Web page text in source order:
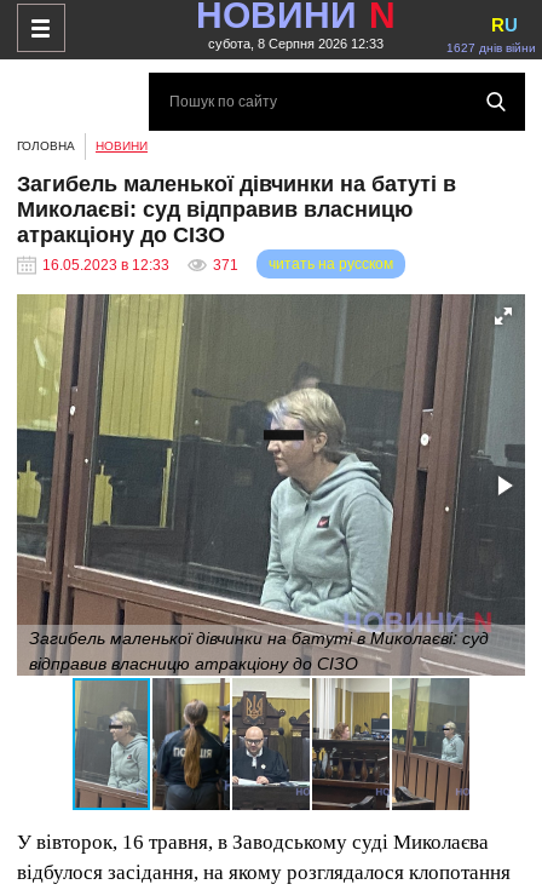
НОВИНИ N
субота, 8 Серпня 2026 12:33 1627 днів війни
RU
ГОЛОВНА НОВИНИ
Загибель маленької дівчинки на батуті в
Миколаєві: суд відправив власницю
атракціону до СІЗО
16.05.2023 в 12:33 371 читать на русском
Загибель маленької дівчинки на батуті в Миколаєві: суд
відправив власницю атракціону до СІЗО
У вівторок, 16 травня, в Заводському суді Миколаєва
відбулося засідання, на якому розглядалося клопотання